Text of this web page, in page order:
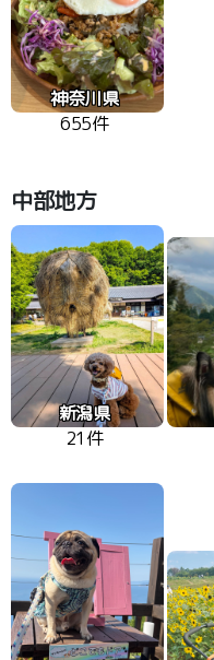
神奈川県
655件
中部地方
新潟県
21件